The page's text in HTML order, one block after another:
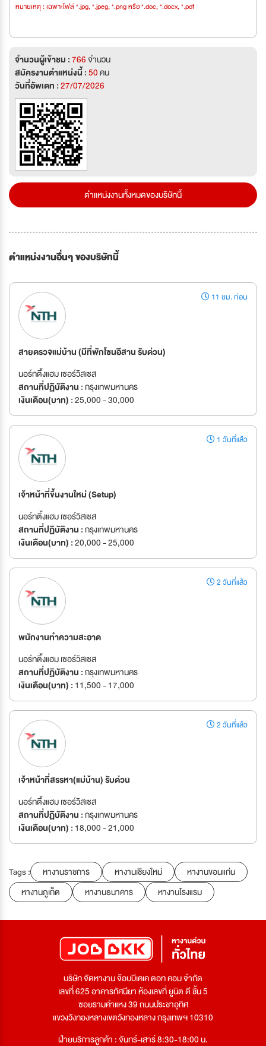
หมายเหตุ : เฉพาะไฟล์ *.jpg, *.jpeg, *.png หรือ *.doc, *.docx, *.pdf
จำนวนผู้เข้าชม :766จำนวน
สมัครงานตำแหน่งนี้ :50คน
วันที่อัพเดท :27/07/2026
ตำแหน่งงานทั้งหมดของบริษัทนี้
ตำแหน่งงานอื่นๆ ของบริษัทนี้
11 ชม. ก่อน
สายตรวจแม่บ้าน (มีที่พักโซนอีสาน รับด่วน)
นอร์ทติ้งแฮม เซอร์วิสเซส
สถานที่ปฏิบัติงาน :กรุงเทพมหานคร
เงินเดือน(บาท) :25,000 - 30,000
1 วันที่แล้ว
เจ้าหน้าที่ขึ้นงานใหม่ (Setup)
นอร์ทติ้งแฮม เซอร์วิสเซส
สถานที่ปฏิบัติงาน :กรุงเทพมหานคร
เงินเดือน(บาท) :20,000 - 25,000
2 วันที่แล้ว
พนักงานทำความสะอาด
นอร์ทติ้งแฮม เซอร์วิสเซส
สถานที่ปฏิบัติงาน :กรุงเทพมหานคร
เงินเดือน(บาท) : 11,500 - 17,000
2 วันที่แล้ว
เจ้าหน้าที่สรรหา(แม่บ้าน) รับด่วน
นอร์ทติ้งแฮม เซอร์วิสเซส
สถานที่ปฏิบัติงาน :กรุงเทพมหานคร
เงินเดือน(บาท) : 18,000 - 21,000
Tags : หางานราชการ หางานเชียงใหม่
หางานขอนแก่น
หางานภูเก็ต
หางานธนาคาร หางานโรงแรม
บริษัท จัดหางาน จ๊อบบีเคเค ดอท คอม จำกัด
เลขที่ 625 อาคารทัศนียา ห้องเลขที่ ยูนิต ดี ชั้น 5
ซอยรามคำแหง 39 ถนนประชาอุทิศ
แขวงวังทองหลางเขตวังทองหลาง กรุงเทพฯ 10310
ฝ่ายบริการลูกค้า : จันทร์-เสาร์ 8:30-18:00 น.